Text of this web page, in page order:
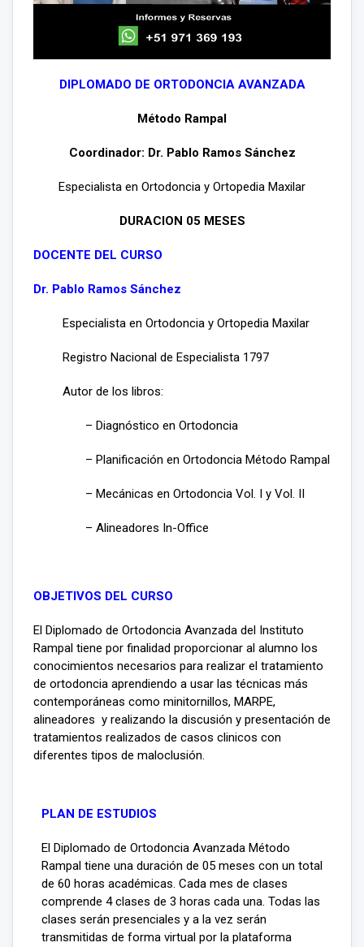
DIPLOMADO DE ORTODONCIA AVANZADA
Método Rampal
Coordinador: Dr. Pablo Ramos Sánchez
Especialista en Ortodoncia y Ortopedia Maxilar
DURACION 05 MESES
DOCENTE DEL CURSO
Dr. Pablo Ramos Sánchez
Especialista en Ortodoncia y Ortopedia Maxilar
Registro Nacional de Especialista 1797
Autor de los libros:
– Diagnóstico en Ortodoncia
– Planificación en Ortodoncia Método Rampal
– Mecánicas en Ortodoncia Vol. I y Vol. II
– Alineadores In-Office
OBJETIVOS DEL CURSO
El Diplomado de Ortodoncia Avanzada del Instituto
Rampal tiene por finalidad proporcionar al alumno los
conocimientos necesarios para realizar el tratamiento
de ortodoncia aprendiendo a usar las técnicas más
contemporáneas como minitornillos, MARPE,
alineadores y realizando la discusión y presentación de
tratamientos realizados de casos clinicos con
diferentes tipos de maloclusión.
PLAN DE ESTUDIOS
El Diplomado de Ortodoncia Avanzada Método
Rampal tiene una duración de 05 meses con un total
de 60 horas académicas. Cada mes de clases
comprende 4 clases de 3 horas cada una. Todas las
clases serán presenciales y a la vez serán
transmitidas de forma virtual por la plataforma